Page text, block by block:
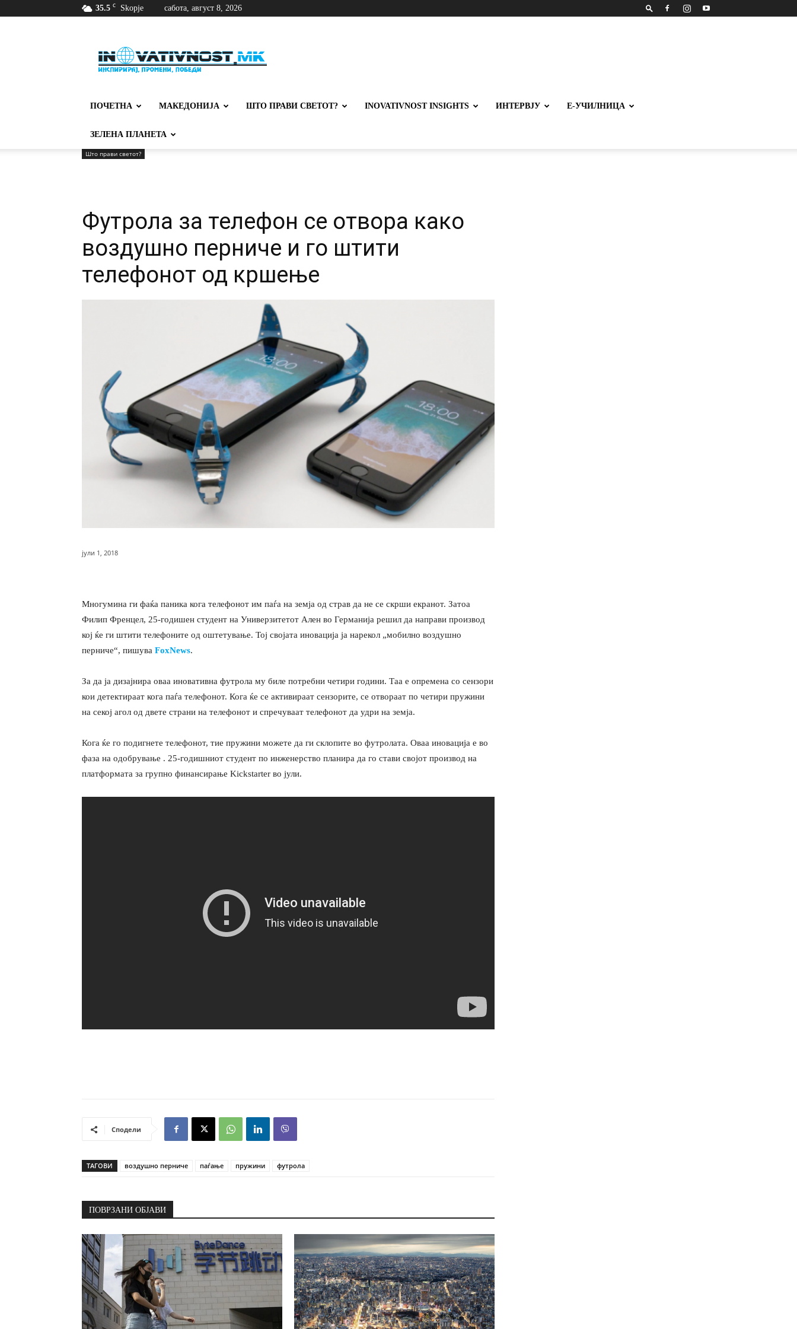
35.5 C Skopje сабота, август 8, 2026
ПОЧЕТНА МАКЕДОНИЈА ШТО ПРАВИ СВЕТОТ? INOVATIVNOST INSIGHTS ИНТЕРВЈУ Е-УЧИЛНИЦА
ЗЕЛЕНА ПЛАНЕТА
Што прави светот?
Футролa за телефон се отвора како
воздушно перниче и го штити
телефонот од кршење
јули 1, 2018
Многумина ги фаќа паника кога телефонот им паѓа на земја од страв да не се скрши екранот. Затоа
Филип Френцел, 25-годишен студент на Универзитетот Ален во Германија решил да направи производ
кој ќе ги штити телефоните од оштетување. Тој својата иновација ја нарекол „мобилно воздушно
перниче“, пишува FoxNews.
За да ја дизајнира оваа иновативна футрола му биле потребни четири години. Таа е опремена со сензори
кои детектираат кога паѓа телефонот. Кога ќе се активираат сензорите, се отвораат по четири пружини
на секој агол од двете страни на телефонот и спречуваат телефонот да удри на земја.
Кога ќе го подигнете телефонот, тие пружини можете да ги склопите во футролата. Оваа иновација е во
фаза на одобрување . 25-годишниот студент по инженерство планира да го стави својот производ на
платформата за групно финансирање Kickstarter во јули.
Сподели
ТАГОВИ воздушно перниче паѓање пружини футрола
ПОВРЗАНИ ОБЈАВИ